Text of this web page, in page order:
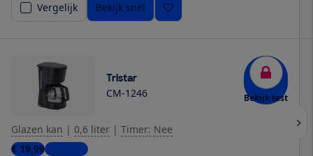
Vergelijk
Bekijk snel
Tristar
CM-1246 Bekijk test
Glazen kan | 0,6 liter | Timer: Nee
€ 19,993 winkels